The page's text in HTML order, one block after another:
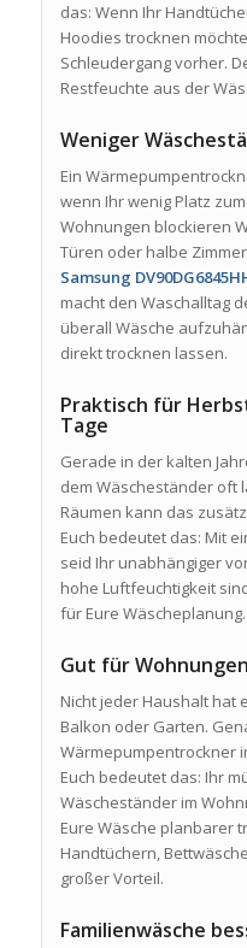
das: Wenn Ihr
Hoodies trocknen
Schleudergang vorher.
Restfeuchte aus der
Weniger
Ein
wenn Ihr wenig Platz
Wohnungen blockieren
Türen oder halbe
Samsung
macht den Waschalltag
überall Wäsche
direkt trocknen lassen.
Praktisch für
Tage
Gerade in der kalten
dem Wäscheständer oft
Räumen kann das
Euch bedeutet das: Mit
seid Ihr unabhängiger
hohe Luftfeuchtigkeit
für Eure Wäscheplanung.
Gut für
Nicht jeder Haushalt hat
Balkon oder Garten.
Wärmepumpentrockner
Euch bedeutet das: Ihr
Wäscheständer im
Eure Wäsche planbarer
Handtüchern,
großer Vorteil.
Familienwäsche